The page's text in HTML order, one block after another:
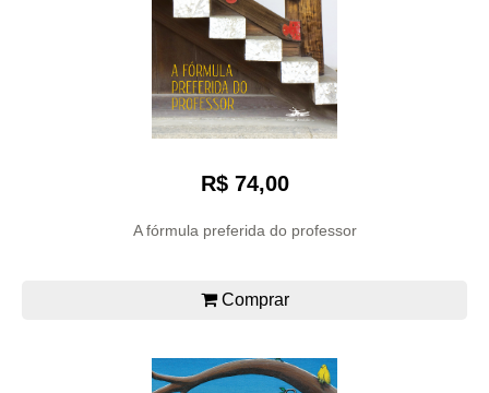
R$ 74,00
A fórmula preferida do professor
Comprar